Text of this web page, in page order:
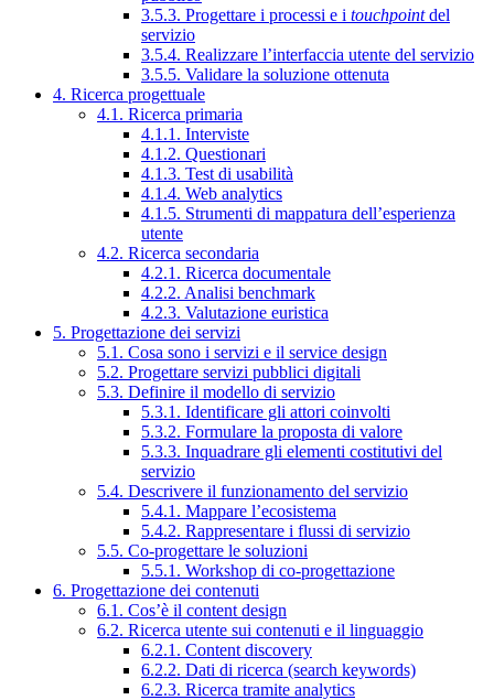
3.5.3. Progettare i processi e i touchpointdel
servizio
3.5.4. Realizzare l’interfaccia utente del servizio
3.5.5. Validare la soluzione ottenuta
4. Ricerca progettuale
4.1. Ricerca primaria
4.1.1. Interviste
4.1.2. Questionari
4.1.3. Test di usabilità
4.1.4. Web analytics
4.1.5. Strumenti di mappatura dell’esperienza
utente
4.2. Ricerca secondaria
4.2.1. Ricerca documentale
4.2.2. Analisi benchmark
4.2.3. Valutazione euristica
5. Progettazione dei servizi
5.1. Cosa sono i servizi e il service design
5.2. Progettare servizi pubblici digitali
5.3. Definire il modello di servizio
5.3.1. Identificare gli attori coinvolti
5.3.2. Formulare la proposta di valore
5.3.3. Inquadrare gli elementi costitutivi del
servizio
5.4. Descrivere il funzionamento del servizio
5.4.1. Mappare l’ecosistema
5.4.2. Rappresentare i flussi di servizio
5.5. Co-progettare le soluzioni
5.5.1. Workshop di co-progettazione
6. Progettazione dei contenuti
6.1. Cos’è il content design
6.2. Ricerca utente sui contenuti e il linguaggio
6.2.1. Content discovery
6.2.2. Dati di ricerca (search keywords)
6.2.3. Ricerca tramite analytics